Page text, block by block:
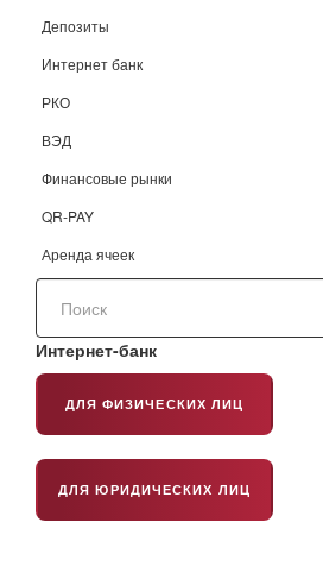
Депозиты
Интернет банк
РКО
ВЭД
Финансовые рынки
QR-PAY
Аренда ячеек
Поиск
сайту
Интернет-банк
ДЛЯ ФИЗИЧЕСКИХ ЛИЦ
ДЛЯ ЮРИДИЧЕСКИХ ЛИЦ